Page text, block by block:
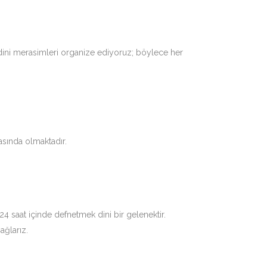
merasimleri organize ediyoruz; böylece her
olmaktadır.
saat içinde defnetmek dini bir gelenektir.